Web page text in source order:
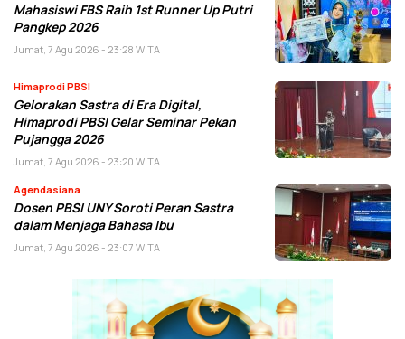
Mahasiswi FBS Raih 1st Runner Up Putri
Pangkep 2026
Jumat, 7 Agu 2026 - 23:28 WITA
Himaprodi PBSI
Gelorakan Sastra di Era Digital,
Himaprodi PBSI Gelar Seminar Pekan
Pujangga 2026
Jumat, 7 Agu 2026 - 23:20 WITA
Agendasiana
Dosen PBSI UNY Soroti Peran Sastra
dalam Menjaga Bahasa Ibu
Jumat, 7 Agu 2026 - 23:07 WITA